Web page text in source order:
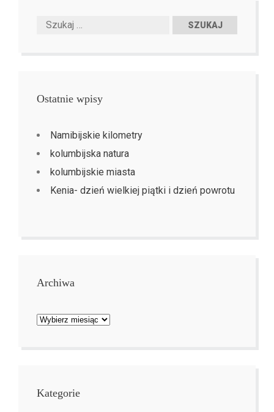
Ostatnie wpisy
Namibijskie kilometry
kolumbijska natura
kolumbijskie miasta
Kenia- dzień wielkiej piątki i dzień powrotu
Archiwa
Archiwa
Kategorie